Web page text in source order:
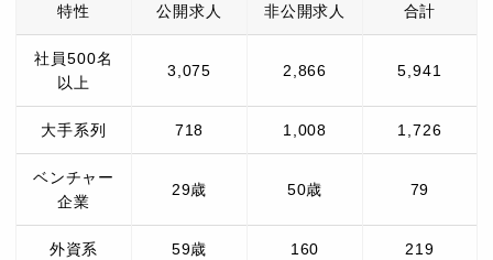
特性 公開求人 非公開求人 合計
社員500名
以上
3,075 2,866 5,941
大手系列 718 1,008 1,726
ベンチャー
企業
29歳 50歳 79
外資系 59歳 160 219